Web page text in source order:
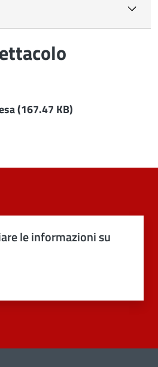
(167.47 KB)
le informazioni su
4 stelle su 5
su 5
su 5